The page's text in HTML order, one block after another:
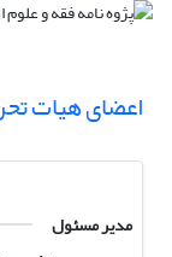
اعضای هیات
مدیر مسئول